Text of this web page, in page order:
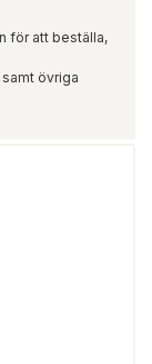
för att beställa,
övriga